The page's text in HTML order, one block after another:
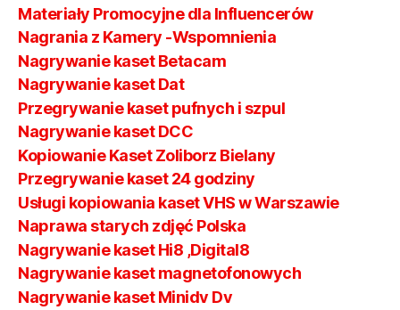
Materiały Promocyjne dla Influencerów
Nagrania z Kamery -Wspomnienia
Nagrywanie kaset Betacam
Nagrywanie kaset Dat
Przegrywanie kaset pufnych i szpul
Nagrywanie kaset DCC
Kopiowanie Kaset Zoliborz Bielany
Przegrywanie kaset 24 godziny
Usługi kopiowania kaset VHS w Warszawie
Naprawa starych zdjęć Polska
Nagrywanie kaset Hi8 ,Digital8
Nagrywanie kaset magnetofonowych
Nagrywanie kaset Minidv Dv